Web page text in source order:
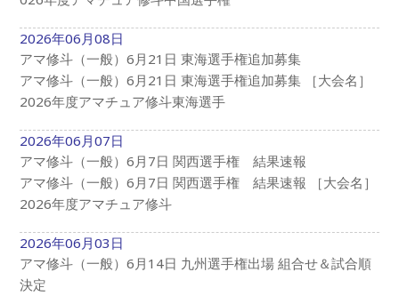
2026年06月08日
アマ修斗（一般）6月21日 東海選手権追加募集
アマ修斗（一般）6月21日 東海選手権追加募集 ［大会名］
2026年度アマチュア修斗東海選手
2026年06月07日
アマ修斗（一般）6月7日 関西選手権 結果速報
アマ修斗（一般）6月7日 関西選手権 結果速報 ［大会名］
2026年度アマチュア修斗
2026年06月03日
アマ修斗（一般）6月14日 九州選手権出場 組合せ＆試合順
決定